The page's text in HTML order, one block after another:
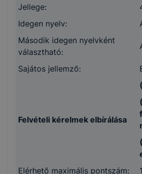
Jellege:
Idegen nyelv:
Második idegen nyelvként
választható:
Sajátos jellemző:
Felvételi kérelmek elbírálása
Elérhető maximális pontszám: